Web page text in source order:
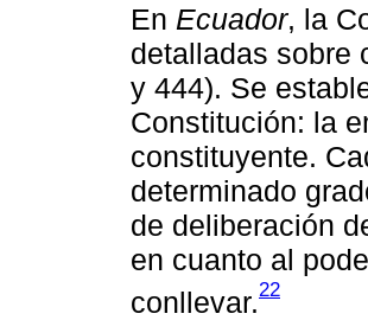
En Ecuador, la
detalladas sobre
y 444). Se
Constitución: la
constituyente.
determinado
de deliberación
en cuanto al
conllevar.22